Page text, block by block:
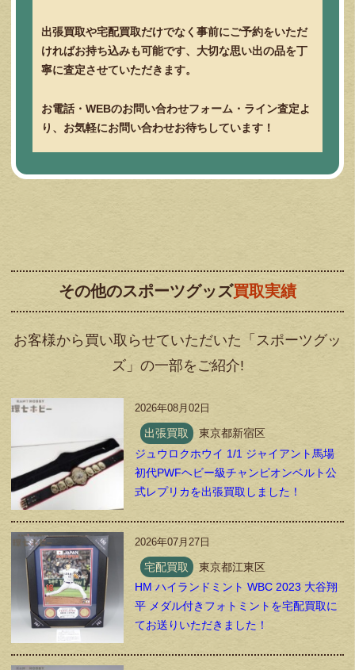
出張買取や宅配買取だけでなく事前にご予約をいただ
ければお持ち込みも可能です、大切な思い出の品を丁
寧に査定させていただきます。
お電話・WEBのお問い合わせフォーム・ライン査定よ
り、お気軽にお問い合わせお待ちしています！
その他のスポーツグッズ買取実績
お客様から買い取らせていただいた「スポーツグッ
ズ」の一部をご紹介!
2026年08月02日
出張買取
東京都新宿区
ジュウロクホウイ 1/1 ジャイアント馬場
初代PWFヘビー級チャンピオンベルト公
式レプリカを出張買取しました！
2026年07月27日
宅配買取
東京都江東区
HM ハイランドミント WBC 2023 大谷翔
平 メダル付きフォトミントを宅配買取に
てお送りいただきました！